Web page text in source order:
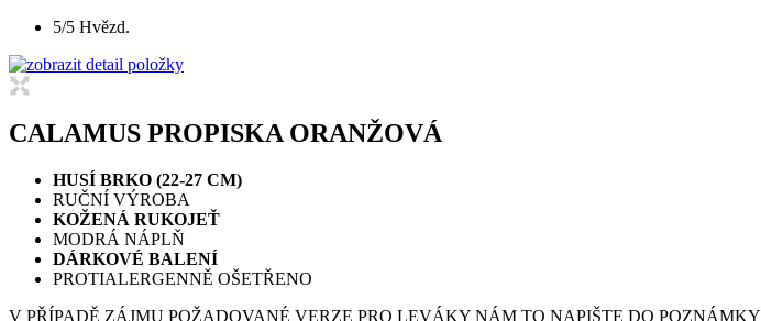
5/5 Hvězd.
CALAMUS PROPISKA ORANŽOVÁ
HUSÍ BRKO (22-27 CM)
RUČNÍ VÝROBA
KOŽENÁ RUKOJEŤ
MODRÁ NÁPLŇ
DÁRKOVÉ BALENÍ
PROTIALERGENNĚ OŠETŘENO
V PŘÍPADĚ ZÁJMU POŽADOVANÉ VERZE PRO LEVÁKY NÁM TO NAPIŠTE DO POZNÁMKY